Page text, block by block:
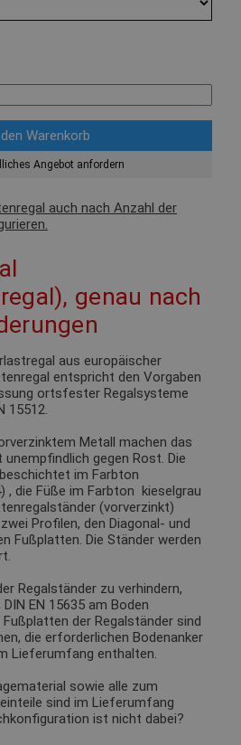
Angebot anfordern
auch nach Anzahl der
genau nach
aus europäischer
entspricht den Vorgaben
ortsfester Regalsysteme
15512.
Metall machen das
gegen Rost. Die
im Farbton
, die Füße im Farbton
kieselgrau
(vorverzinkt)
Profilen, den Diagonal- und
Fußplatten. Die Ständer werden
Regalständer zu verhindern,
EN 15635 am Boden
der Regalständer sind
die erforderlichen Bodenanker
Lieferumfang enthalten.
sowie alle zum
sind im Lieferumfang
ist nicht dabei?